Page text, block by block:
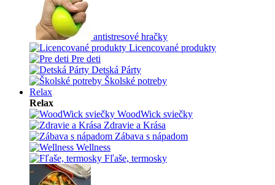
antistresové hračky
Licencované produkty
Pre deti
Detská Párty
Školské potreby
Relax
Relax
WoodWick sviečky
Zdravie a Krása
Zábava s nápadom
Wellness
Fľaše, termosky